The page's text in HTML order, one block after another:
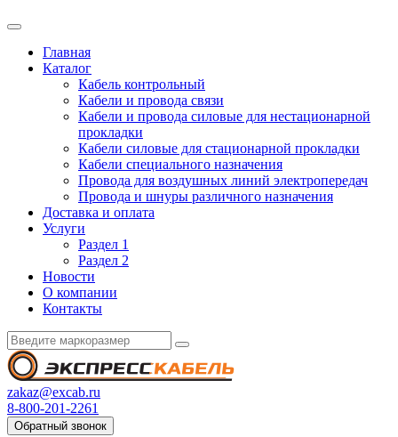
Главная
Каталог
Кабель контрольный
Кабели и провода связи
Кабели и провода силовые для нестационарной
прокладки
Кабели силовые для стационарной прокладки
Кабели специального назначения
Провода для воздушных линий электропередач
Провода и шнуры различного назначения
Доставка и оплата
Услуги
Раздел 1
Раздел 2
Новости
О компании
Контакты
zakaz@excab.ru
8-800-201-2261
Обратный звонок